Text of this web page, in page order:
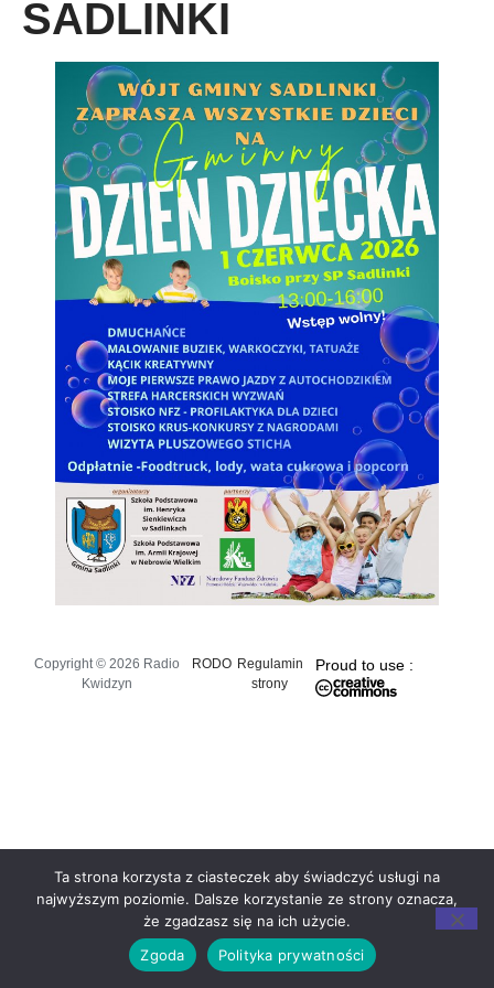
SADLINKI
Copyright © 2026 Radio
Kwidzyn
RODO Regulamin
strony
Proud to use :
Ta strona korzysta z ciasteczek aby świadczyć usługi na
najwyższym poziomie. Dalsze korzystanie ze strony oznacza,
że zgadzasz się na ich użycie.
Zgoda
Polityka prywatności